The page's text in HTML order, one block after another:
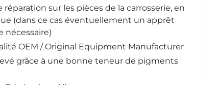
sur les pièces de la carrosserie, en
(dans ce cas éventuellement un apprêt
nécessaire)
OEM / Original Equipment Manufacturer
grâce à une bonne teneur de pigments